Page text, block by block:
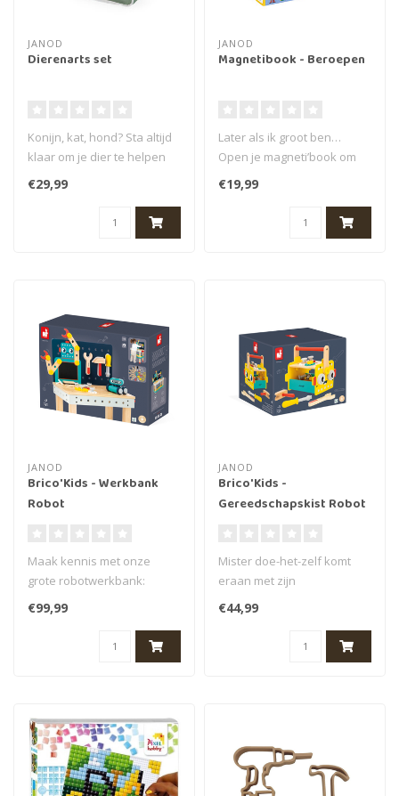
JANOD
Dierenarts set
Konijn, kat, hond? Sta altijd
klaar om je dier te helpen
met deze goed uitgerust..
€29,99
JANOD
Magnetibook - Beroepen
Later als ik groot ben…
Open je magneti’book om
de verschillende beroepen
€19,99
JANOD
Brico'Kids - Werkbank
Robot
Maak kennis met onze
grote robotwerkbank:
monteer zijn armen om hem
tot leven te..
€99,99
JANOD
Brico'Kids -
Gereedschapskist Robot
Mister doe-het-zelf komt
eraan met zijn
gereedschapskist in de
hand om allerlei ..
€44,99